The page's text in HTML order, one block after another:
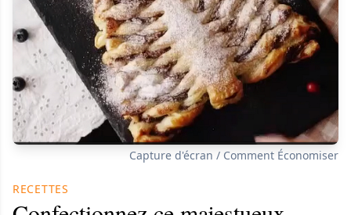
Capture d'écran / Comment Économiser
RECETTES